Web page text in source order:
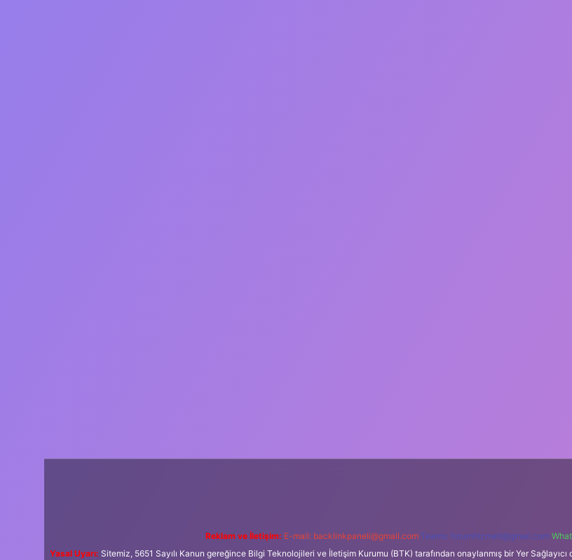
Reklam ve İletişim: E-mail: backlinkpaneli@gmail.com Teams: forumhizmeti@gmail.com
Yasal Uyarı: Sitemiz, 5651 Sayılı Kanun gereğince Bilgi Teknolojileri ve İletişim Kurumu (BTK) tarafından onaylanmış bir Yer